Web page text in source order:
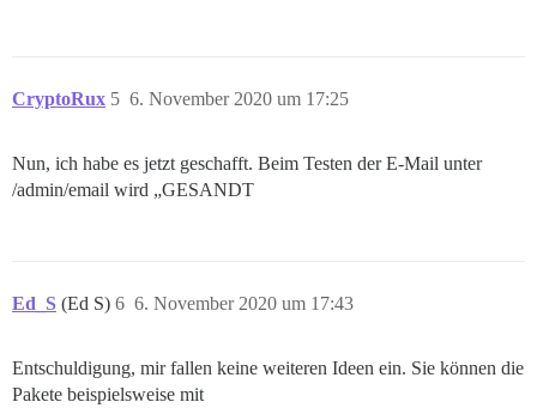
CryptoRux 6. November 2020 um 17:25
5
Nun, ich habe es jetzt geschafft. Beim Testen der E-Mail unter
/admin/email wird „GESANDT
Ed_S (Ed S) 6. November 2020 um 17:43
6
Entschuldigung, mir fallen keine weiteren Ideen ein. Sie können die
Pakete beispielsweise mit